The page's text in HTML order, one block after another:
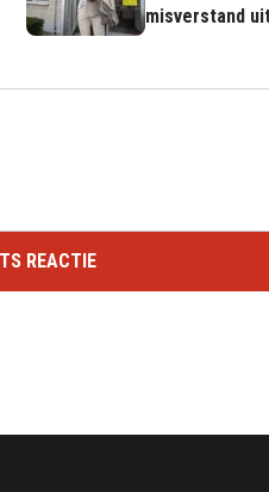
misverstand
REACTIE